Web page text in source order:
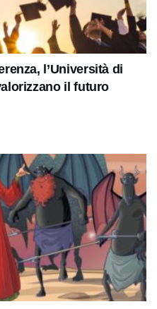
l’Università di
il futuro